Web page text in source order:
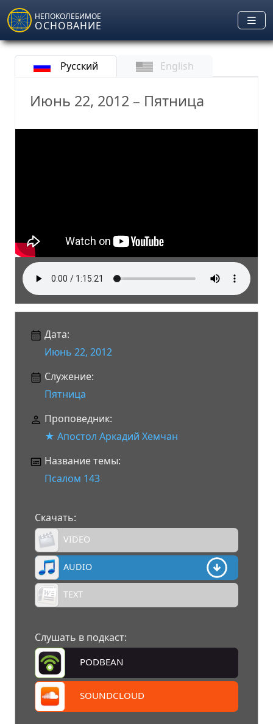
Skip to main content
НЕПОКОЛЕБИМОЕ
ОСНОВАНИЕ
Русский English
Июнь 22, 2012 – Пятница
Дата:
Июнь 22, 2012
Служение:
Пятница
Проповедник:
★ Апостол Аркадий Хемчан
Название темы:
Псалом 143
Скачать:
VIDEO
AUDIO
TEXT
Слушать в подкаст:
PODBEAN
SOUNDCLOUD